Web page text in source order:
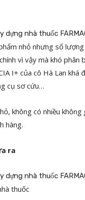
nhỏ nhưng số
vì vậy mà khó phân
I+ của cô Hà Lan
cụ sơ cứu…
không có nhiều
hàng.
ra
thuốc